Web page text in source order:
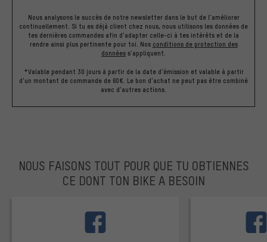
Nous analysons le succès de notre newsletter dans le but de l'améliorer
continuellement. Si tu es déjà client chez nous, nous utilisons les données de
tes dernières commandes afin d'adapter celle-ci à tes intérêts et de la
rendre ainsi plus pertinente pour toi. Nos conditions de protection des
données s'appliquent.
*Valable pendant 30 jours à partir de la date d'émission et valable à partir
d'un montant de commande de 60€. Le bon d'achat ne peut pas être combiné
avec d'autres actions.
NOUS FAISONS TOUT POUR QUE TU OBTIENNES
CE DONT TON BIKE A BESOIN